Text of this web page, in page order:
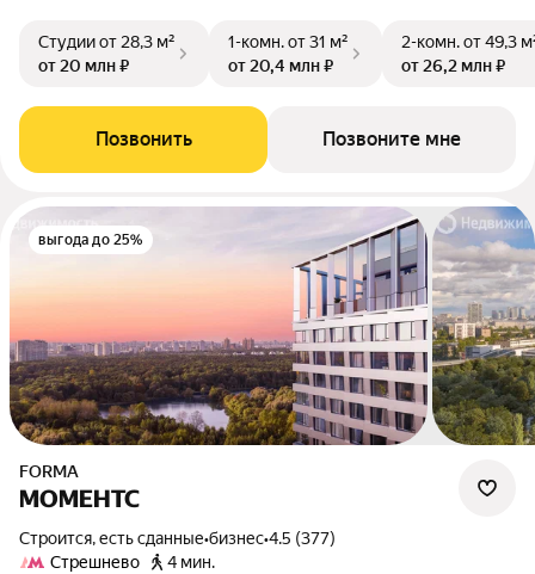
Студииот 28,3 м²
от 20 млн ₽
1-комн.от 31 м²
от 20,4 млн ₽
2-комн.от 49,3
от 26,2 млн ₽
Позвонить Позвоните мне
выгода до 25%
FORMA
МОМЕНТС
Строится, есть сданные•бизнес•4.5 (377)
Стрешнево
4 мин.